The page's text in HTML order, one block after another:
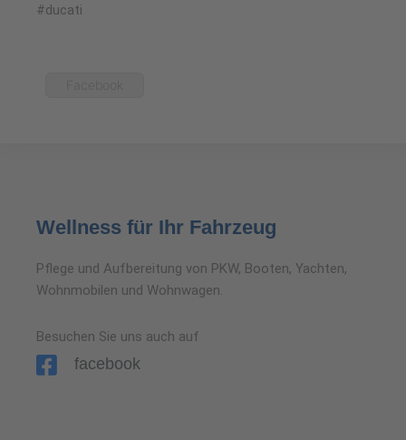
#ducati
Wellness für Ihr Fahrzeug
Pflege und Aufbereitung von PKW, Booten, Yachten,
Wohnmobilen und Wohnwagen.
Besuchen Sie uns auch auf
facebook